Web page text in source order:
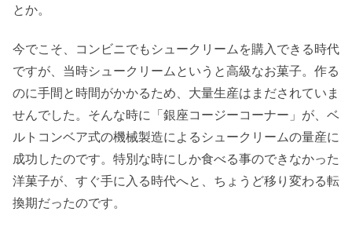
とか。
今でこそ、コンビニでもシュークリームを購入できる時代
ですが、当時シュークリームというと高級なお菓子。作る
のに手間と時間がかかるため、大量生産はまだされていま
せんでした。そんな時に「銀座コージーコーナー」が、ベ
ルトコンベア式の機械製造によるシュークリームの量産に
成功したのです。特別な時にしか食べる事のできなかった
洋菓子が、すぐ手に入る時代へと、ちょうど移り変わる転
換期だったのです。